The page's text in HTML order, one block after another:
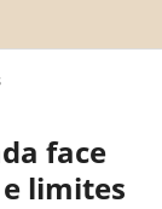
face
limites